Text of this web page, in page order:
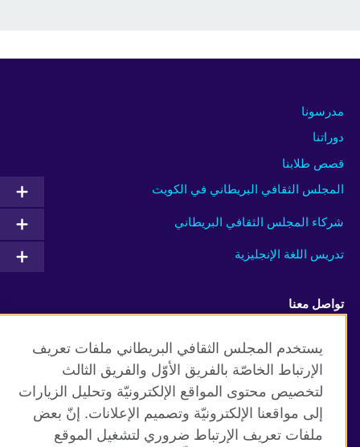
مدرسونا
دوراتنا
قصص طلابنا
المجلس الثقافي البريطاني في الكويت
شركاء المجلس الثقافي البريطاني
تدريس اللغة الإنجليزية
تواصل معنا
Facebook Instagram
Twitter TikTok
يستخدم المجلس الثقافي البريطاني ملفات تعريف
الإرتباط الخاصّة بالفريق الأوّل والفريق الثالث
لتخصيص محتوى المواقع الإلكترونيّة وتحليل الزيارات
إلى مواقعنا الإلكترونيّة وتصميم الإعلانات. إنّ بعض
ملفات تعريف الإرتباط ضروري لتشغيل الموقع